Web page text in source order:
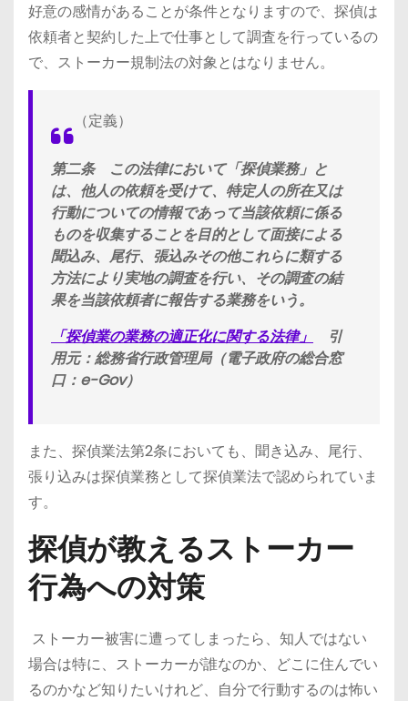
好意の感情があることが条件となりますので、探偵は
依頼者と契約した上で仕事として調査を行っているの
で、ストーカー規制法の対象とはなりません。
（定義）
第二条 この法律において「探偵業務」と
は、他人の依頼を受けて、特定人の所在又は
行動についての情報であって当該依頼に係る
ものを収集することを目的として面接による
聞込み、尾行、張込みその他これらに類する
方法により実地の調査を行い、その調査の結
果を当該依頼者に報告する業務をいう。
「探偵業の業務の適正化に関する法律」
引
用元：総務省行政管理局（電子政府の総合窓
口：e-Gov）
また、探偵業法第2条においても、聞き込み、尾行、
張り込みは探偵業務として探偵業法で認められていま
す。
探偵が教えるストーカー
行為への対策
ストーカー被害に遭ってしまったら、知人ではない
場合は特に、ストーカーが誰なのか、どこに住んでい
るのかなど知りたいけれど、自分で行動するのは怖い